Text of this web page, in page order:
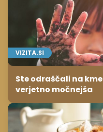
VIZITA.SI
Ste odraščali na
verjetno močnejša